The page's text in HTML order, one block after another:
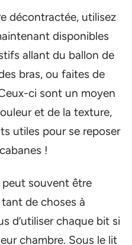
décontractée, utilisez
disponibles
allant du ballon de
bras, ou faites de
ci sont un moyen
et de la texture,
utiles pour se reposer
!
souvent être
de choses à
d’utiliser chaque bit si
chambre. Sous le lit